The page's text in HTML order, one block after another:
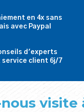
en 4x sans
avec Paypal
d'experts
service client 6j/7
visite